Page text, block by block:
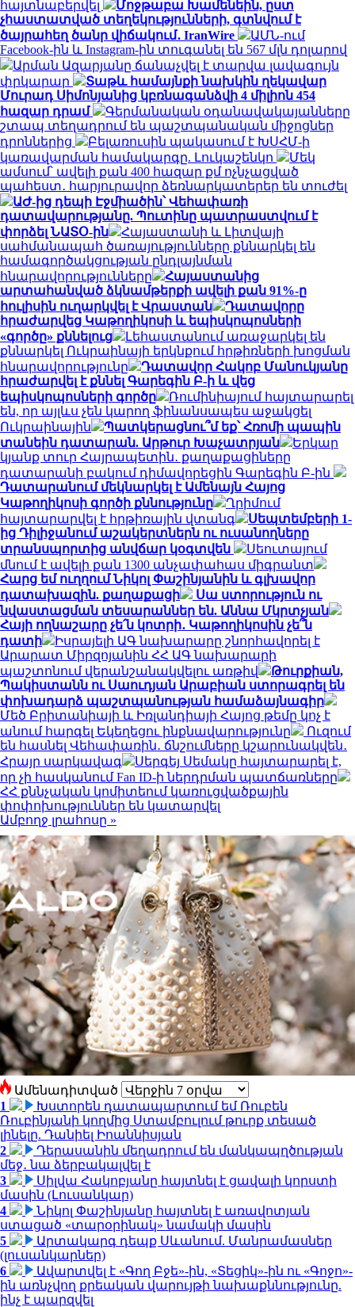
հայտնաբերվել
Մոջթաբա Խամենեին, ըստ
չհաստատված տեղեկությունների, գտնվում է
ծայրահեղ ծանր վիճակում․ IranWire
ԱՄՆ-ում
Facebook-ին և Instagram-ին տուգանել են 567 մլն դոլարով
Արման Ազարյանը ճանաչվել է տարվա լավագույն
փրկարար
Տաթև համայնքի նախկին ղեկավար
Մուրադ Սիմոնյանից կբռնագանձվի 4 միլիոն 454
հազար դրամ
Գերմանական օդանավակայանները
շտապ տեղադրում են պաշտպանական միջոցներ
դրոններից
Բելառուսին պակասում է ԽՍՀՄ-ի
կառավարման համակարգը. Լուկաշենկո
Մեկ
ամսում՝ ավելի քան 400 հազար քմ ոչնչացված
պահեստ․ հարյուրավոր ձեռնարկատերեր են տուժել
ԱԺ-ից դեպի Էջմիածին՝ Վեհափառի
դատավարությանը. Պուտինը պատրաստվում է
փորձել ՆԱՏՕ-ին
Հայաստանի և Լիտվայի
սահմանապահ ծառայությունները քննարկել են
համագործակցության ընդլայնման
հնարավորությունները
Հայաստանից
արտահանված ձկնամթերքի ավելի քան 91%-ը
հուլիսին ուղարկվել է Վրաստան
Դատավորը
հրաժարվեց Կաթողիկոսի և եպիսկոպոսների
«գործը» քննելուց
Լեհաստանում առաջարկել են
քննարկել Ուկրաինայի երկնքում հրթիռների խոցման
հնարավորությունը
Դատավոր Հակոբ Մանուկյանը
հրաժարվել է քննել Գարեգին Բ-ի և վեց
եպիսկոպոսների գործը
Ռումինիայում հայտարարել
են, որ այլևս չեն կարող ֆինանսապես աջակցել
Ուկրաինային
Պատկերացնու՞մ եք՝ Հռոմի պապին
տանեին դատարան. Արթուր Խաչատրյան
Երկար
կյանք տուր Հայրապետին․ քաղաքացիները
դատարանի բակում դիմավորեցին Գարեգին Բ-ին
Դատարանում մեկնարկել է Ամենայն Հայոց
Կաթողիկոսի գործի քննությունը
Ղրիմում
հայտարարվել է հրթիռային վտանգ
Սեպտեմբերի 1-
ից Դիլիջանում աշակերտներն ու ուսանողները
տրանսպորտից անվճար կօգտվեն
Սեուտայում
մնում է ավելի քան 1300 անչափահաս միգրանտ
Հարց եմ ուղղում Նիկոլ Փաշինյանին և գլխավոր
դատախազին. քաղաքացի
Սա ստորություն ու
նվաստացման տեսարաններ են. Աննա Մկրտչյան
Հայի ողնաշարը չե՛ն կոտրի․ Կաթողիկոսին չե՞ն
դատի
Իսրայելի ԱԳ նախարարը շնորհավորել է
Արարատ Միրզոյանին ՀՀ ԱԳ նախարարի
պաշտոնում վերանշանակվելու առթիվ
Թուրքիան,
Պակիստանն ու Սաուդյան Արաբիան ստորագրել են
փոխադարձ պաշտպանության համաձայնագիր
Մեծ Բրիտանիայի և Իռլանդիայի Հայոց թեմը կոչ է
անում հարգել Եկեղեցու ինքնավարությունը
Ուզում
են հասնել Վեհափառին․ ճնշումները կշարունակվեն․
Հրայր սարկավագ
Սերգեյ Սեմակը հայտարարել է,
որ չի հասկանում Fan ID-ի ներդրման պատճառները
ՀՀ քննչական կոմիտեում կառուցվածքային
փոփոխություններ են կատարվել
Ամբողջ լրահոսը »
Ամենադիտված
1
Խստորեն դատապարտում եմ Ռուբեն
Ռուբինյանի կողմից Ստամբուլում թուրք տեսած
լինելը. Դանիել Իոաննիսյան
2
Դերասանին մեղադրում են մանկապղծության
մեջ․ նա ձերբակալվել է
3
Սիլվա Հակոբյանը հայտնել է ցավալի կորստի
մասին (Լուսանկար)
4
Նիկոլ Փաշինյանը հայտնել է առավոտյան
ստացած «տարօրինակ» նամակի մասին
5
Արտակարգ դեպք Սևանում. Մանրամասներ
(լուսանկարներ)
6
Ավարտվել է «Գող Բջե»-ին, «Տեցիկ»-ին ու «Գոջո»-
ին առնչվող քրեական վարույթի նախաքննությունը.
ինչ է պարզվել